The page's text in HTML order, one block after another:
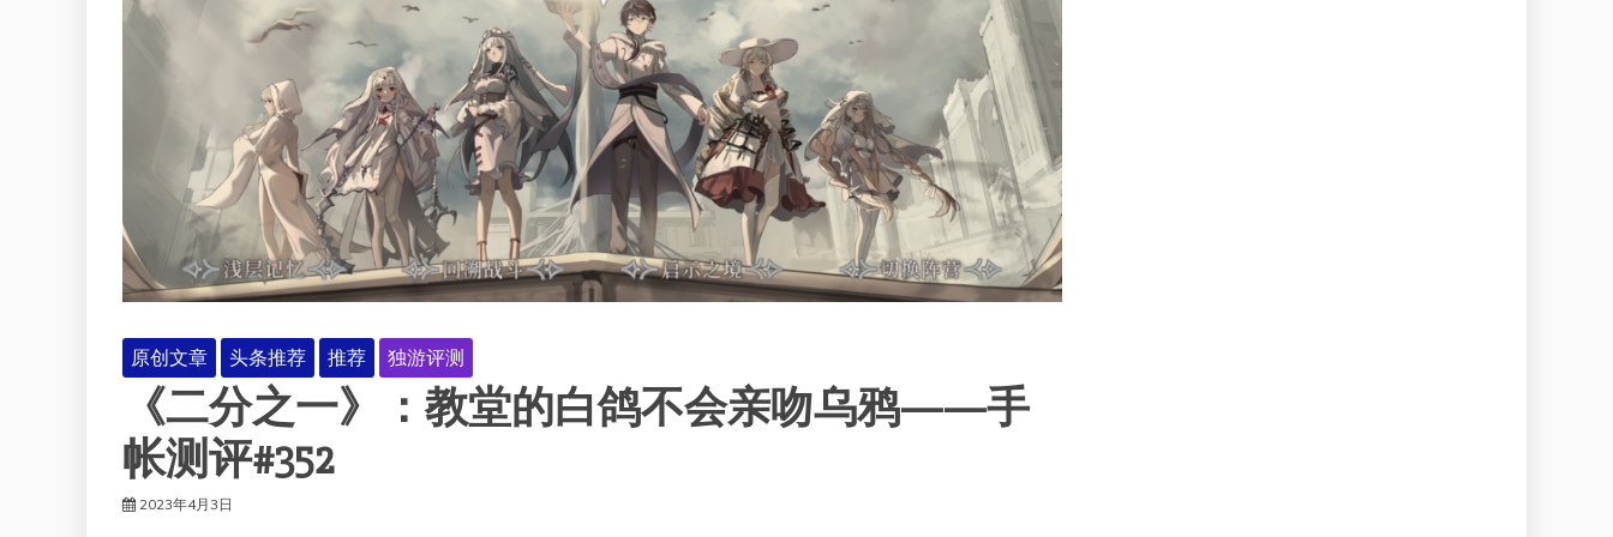
原创文章 头条推荐 推荐 独游评测
《二分之一》：教堂的白鸽不会亲吻乌鸦——手
帐测评#352
2023年4月3日